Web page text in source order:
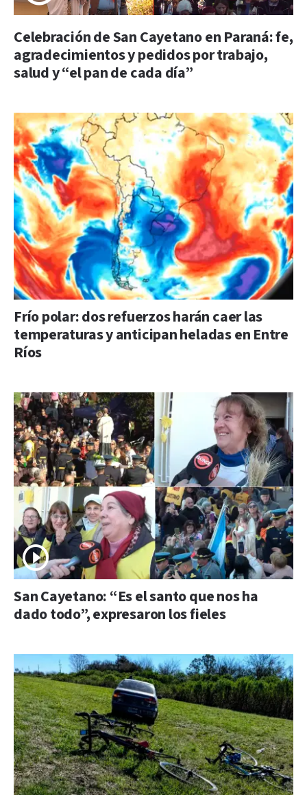
Celebración de San Cayetano en Paraná: fe,
agradecimientos y pedidos por trabajo,
salud y “el pan de cada día”
Frío polar: dos refuerzos harán caer las
temperaturas y anticipan heladas en Entre
Ríos
San Cayetano: “Es el santo que nos ha
dado todo”, expresaron los fieles